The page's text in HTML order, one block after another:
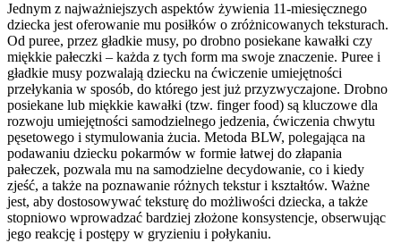
Jednym z najważniejszych aspektów żywienia 11-miesięcznego
dziecka jest oferowanie mu posiłków o zróżnicowanych teksturach.
Od puree, przez gładkie musy, po drobno posiekane kawałki czy
miękkie pałeczki – każda z tych form ma swoje znaczenie. Puree i
gładkie musy pozwalają dziecku na ćwiczenie umiejętności
przełykania w sposób, do którego jest już przyzwyczajone. Drobno
posiekane lub miękkie kawałki (tzw. finger food) są kluczowe dla
rozwoju umiejętności samodzielnego jedzenia, ćwiczenia chwytu
pęsetowego i stymulowania żucia. Metoda BLW, polegająca na
podawaniu dziecku pokarmów w formie łatwej do złapania
pałeczek, pozwala mu na samodzielne decydowanie, co i kiedy
zjeść, a także na poznawanie różnych tekstur i kształtów. Ważne
jest, aby dostosowywać teksturę do możliwości dziecka, a także
stopniowo wprowadzać bardziej złożone konsystencje, obserwując
jego reakcję i postępy w gryzieniu i połykaniu.